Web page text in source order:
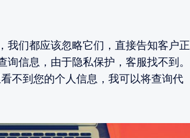
我们都应该忽略它们，直接告知客户正
信息，由于隐私保护，客服找不到。
不到您的个人信息，我可以将查询代